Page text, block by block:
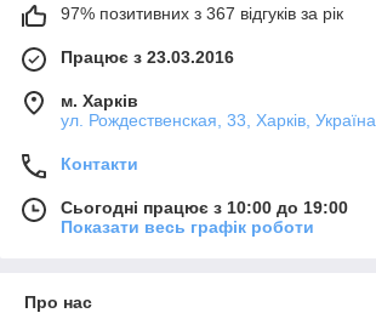
97% позитивних з 367 відгуків за рік
Працює з 23.03.2016
м. Харків
ул. Рождественская, 33, Харків, Україна
Контакти
Сьогодні працює з 10:00 до 19:00
Показати весь графік роботи
Про нас